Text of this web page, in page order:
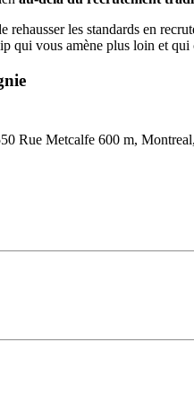
rehausser les standards en
qui vous amène plus loin et
Rue Metcalfe 600 m,